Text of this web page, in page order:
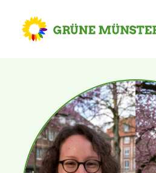
Kreisvorstand
Kreisgeschäftsstelle